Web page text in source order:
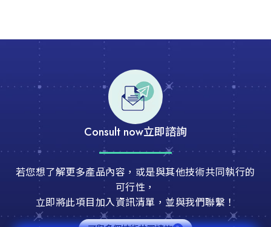
Consult now立即諮詢
若您想了解更多產品內容，或是與其他技術共同執行的
可行性，
立即將此項目加入資訊清單，並與我們聯繫！